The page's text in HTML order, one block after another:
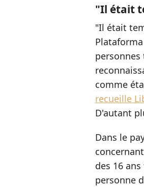
"Il était
"Il était
personnes
comme
recueille
D'autant
Dans le
des 16
personne